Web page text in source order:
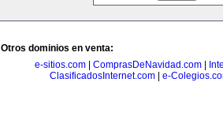
Otros dominios en venta:
e-sitios.com| ComprasDeNavidad.com|
ClasificadosInternet.com| e-